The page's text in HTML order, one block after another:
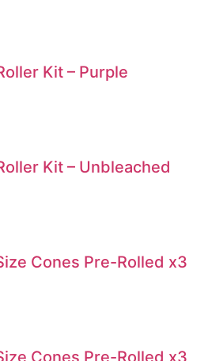
Kit – Purple
Kit – Unbleached
Cones Pre-Rolled x3
Cones Pre-Rolled x3